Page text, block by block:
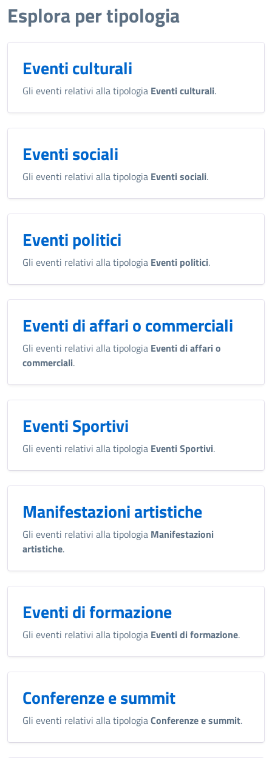
Esplora per tipologia
Eventi culturali
Gli eventi relativi alla tipologia Eventi culturali.
Eventi sociali
Gli eventi relativi alla tipologia Eventi sociali.
Eventi politici
Gli eventi relativi alla tipologia Eventi politici.
Eventi di affari o commerciali
Gli eventi relativi alla tipologia Eventi di affari o
commerciali.
Eventi Sportivi
Gli eventi relativi alla tipologia Eventi Sportivi.
Manifestazioni artistiche
Gli eventi relativi alla tipologia Manifestazioni
artistiche.
Eventi di formazione
Gli eventi relativi alla tipologia Eventi di formazione.
Conferenze e summit
Gli eventi relativi alla tipologiaConferenze e summit.